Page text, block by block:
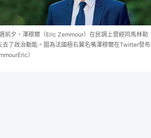
前夕，澤穆爾（Eric Zemmour）在民調上曾經同馬林勒
去了政治動能。圖為法國極右翼名嘴澤穆爾在Twitter發布
）